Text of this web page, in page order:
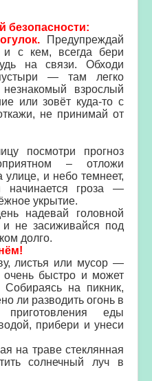
безопасности:
Предупреждай
и с кем, всегда бери
на связи. Обходи
— там легко
взрослый
или зовёт куда-то с
не принимай от
посмотри прогноз
– отложи
улице, и небо темнеет,
начинается гроза —
укрытие.
надевай головной
не засиживайся под
долго.
листья или мусор —
очень быстро и может
Собираясь на пикник,
ли разводить огонь в
еды
прибери и унеси
на траве стеклянная
солнечный луч в